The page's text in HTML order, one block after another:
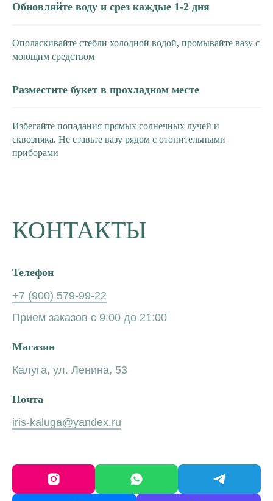
Обновляйте воду и срез каждые 1-2 дня
Ополаскивайте стебли холодной водой, промывайте вазу с
моющим средством
Разместите букет в прохладном месте
Избегайте попадания прямых солнечных лучей и
сквозняка. Не ставьте вазу рядом с отопительными
приборами
КОНТАКТЫ
Телефон
+7 (900) 579-99-22
Прием заказов с 9:00 до 21:00
Магазин
Калуга, ул. Ленина, 53
Почта
iris-kaluga@yandex.ru